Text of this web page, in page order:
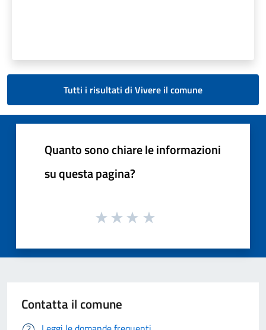
Tutti i risultati di Vivere il comune
Quanto sono chiare le informazioni
su questa pagina?
Contatta il comune